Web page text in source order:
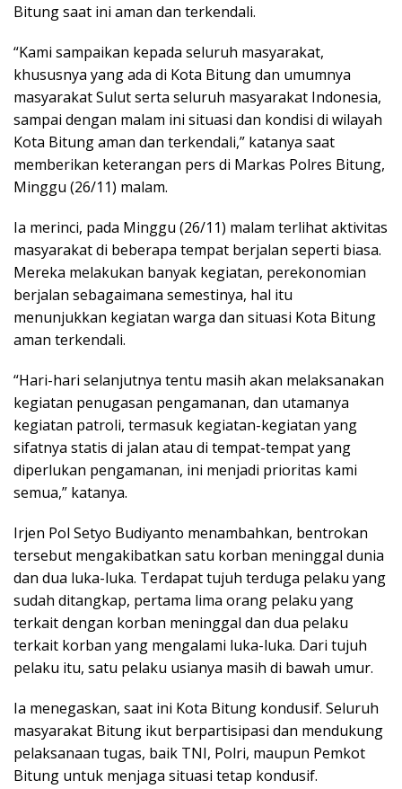
Bitung saat ini aman dan terkendali.
“Kami sampaikan kepada seluruh masyarakat,
khususnya yang ada di Kota Bitung dan umumnya
masyarakat Sulut serta seluruh masyarakat Indonesia,
sampai dengan malam ini situasi dan kondisi di wilayah
Kota Bitung aman dan terkendali,” katanya saat
memberikan keterangan pers di Markas Polres Bitung,
Minggu (26/11) malam.
Ia merinci, pada Minggu (26/11) malam terlihat aktivitas
masyarakat di beberapa tempat berjalan seperti biasa.
Mereka melakukan banyak kegiatan, perekonomian
berjalan sebagaimana semestinya, hal itu
menunjukkan kegiatan warga dan situasi Kota Bitung
aman terkendali.
“Hari-hari selanjutnya tentu masih akan melaksanakan
kegiatan penugasan pengamanan, dan utamanya
kegiatan patroli, termasuk kegiatan-kegiatan yang
sifatnya statis di jalan atau di tempat-tempat yang
diperlukan pengamanan, ini menjadi prioritas kami
semua,” katanya.
Irjen Pol Setyo Budiyanto menambahkan, bentrokan
tersebut mengakibatkan satu korban meninggal dunia
dan dua luka-luka. Terdapat tujuh terduga pelaku yang
sudah ditangkap, pertama lima orang pelaku yang
terkait dengan korban meninggal dan dua pelaku
terkait korban yang mengalami luka-luka. Dari tujuh
pelaku itu, satu pelaku usianya masih di bawah umur.
Ia menegaskan, saat ini Kota Bitung kondusif. Seluruh
masyarakat Bitung ikut berpartisipasi dan mendukung
pelaksanaan tugas, baik TNI, Polri, maupun Pemkot
Bitung untuk menjaga situasi tetap kondusif.